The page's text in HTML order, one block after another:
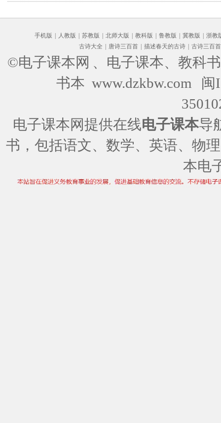
手机版 人教版 苏教版 北师大版 教科版 鲁教版 冀教版
浙教
古诗大全
唐诗三百首 描述春天的古诗 古诗三百首
©电子课本网 、电子课本、教科
书本 www.dzkbw.com
闽
电子课本网提供在线电子课本导
书，包括语文、数学、英语、物
本电